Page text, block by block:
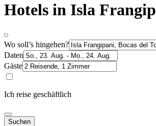
Hotels in Isla
Wo soll’s hingehen?
Daten
Gäste
Ich reise geschäftlich
Suchen